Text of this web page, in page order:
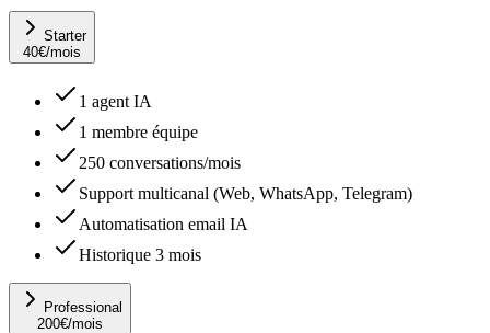
Starter
40€/mois
1 agent IA
1 membre équipe
250 conversations/mois
Support multicanal (Web, WhatsApp, Telegram)
Automatisation email IA
Historique 3 mois
Professional
200€/mois